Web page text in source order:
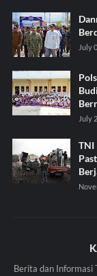
July
July
TNI
Berita dan Informasi